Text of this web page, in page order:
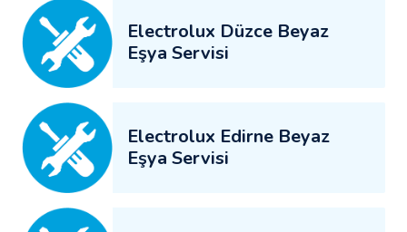
Electrolux Düzce Beyaz
Eşya Servisi
Electrolux Edirne Beyaz
Eşya Servisi